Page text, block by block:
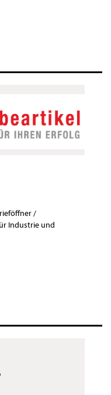
/
Industrie und